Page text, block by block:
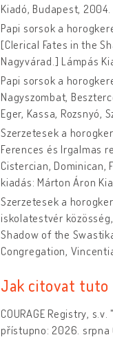
Kiadó, Budapest, 2004.
Papi sorsok a
[Clerical Fates in the
Nagyvárad.] Lámpás
Papi sorsok a
Nagyszombat,
Eger, Kassa, Rozsnyó,
Szerzetesek a
Ferences és Irgalmas
Cistercian, Dominican,
kiadás: Márton Áron
Szerzetesek a
iskolatestvér
Shadow of the
Congregation,
Jak citovat tuto
COURAGE Registry,
přístupno: 2026.